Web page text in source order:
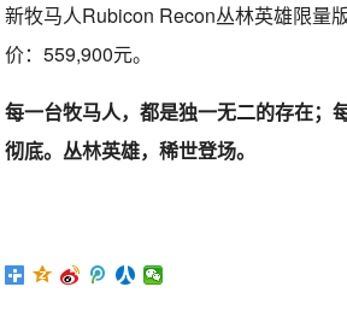
新牧马人Rubicon Recon丛林英雄限量
价：559,900元。
每一台牧马人，都是独一无二的存在；
彻底。丛林英雄，稀世登场。